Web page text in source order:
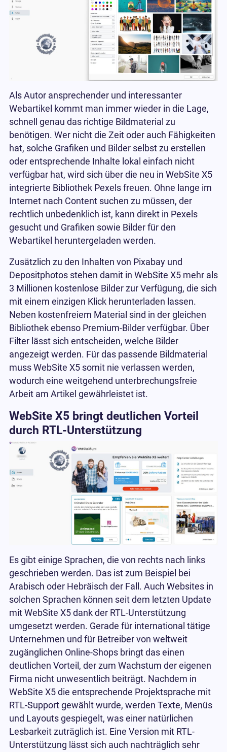
Als Autor ansprechender und interessanter
Webartikel kommt man immer wieder in die Lage,
schnell genau das richtige Bildmaterial zu
benötigen. Wer nicht die Zeit oder auch Fähigkeiten
hat, solche Grafiken und Bilder selbst zu erstellen
oder entsprechende Inhalte lokal einfach nicht
verfügbar hat, wird sich über die neu in WebSite X5
integrierte Bibliothek Pexels freuen. Ohne lange im
Internet nach Content suchen zu müssen, der
rechtlich unbedenklich ist, kann direkt in Pexels
gesucht und Grafiken sowie Bilder für den
Webartikel heruntergeladen werden.
Zusätzlich zu den Inhalten von Pixabay und
Depositphotos stehen damit in WebSite X5 mehr als
3 Millionen kostenlose Bilder zur Verfügung, die sich
mit einem einzigen Klick herunterladen lassen.
Neben kostenfreiem Material sind in der gleichen
Bibliothek ebenso Premium-Bilder verfügbar. Über
Filter lässt sich entscheiden, welche Bilder
angezeigt werden. Für das passende Bildmaterial
muss WebSite X5 somit nie verlassen werden,
wodurch eine weitgehend unterbrechungsfreie
Arbeit am Artikel gewährleistet ist.
WebSite X5 bringt deutlichen Vorteil
durch RTL-Unterstützung
Es gibt einige Sprachen, die von rechts nach links
geschrieben werden. Das ist zum Beispiel bei
Arabisch oder Hebräisch der Fall. Auch Websites in
solchen Sprachen können seit dem letzten Update
mit WebSite X5 dank der RTL-Unterstützung
umgesetzt werden. Gerade für international tätige
Unternehmen und für Betreiber von weltweit
zugänglichen Online-Shops bringt das einen
deutlichen Vorteil, der zum Wachstum der eigenen
Firma nicht unwesentlich beiträgt. Nachdem in
WebSite X5 die entsprechende Projektsprache mit
RTL-Support gewählt wurde, werden Texte, Menüs
und Layouts gespiegelt, was einer natürlichen
Lesbarkeit zuträglich ist. Eine Version mit RTL-
Unterstützung lässt sich auch nachträglich sehr